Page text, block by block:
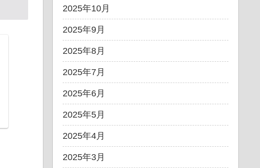
2025年10月
2025年9月
2025年8月
2025年7月
2025年6月
2025年5月
2025年4月
2025年3月